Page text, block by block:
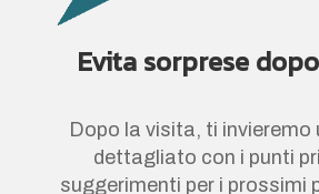
Evita sorprese
Dopo la visita, ti invieremo
dettagliato con i punti
suggerimenti per i prossimi